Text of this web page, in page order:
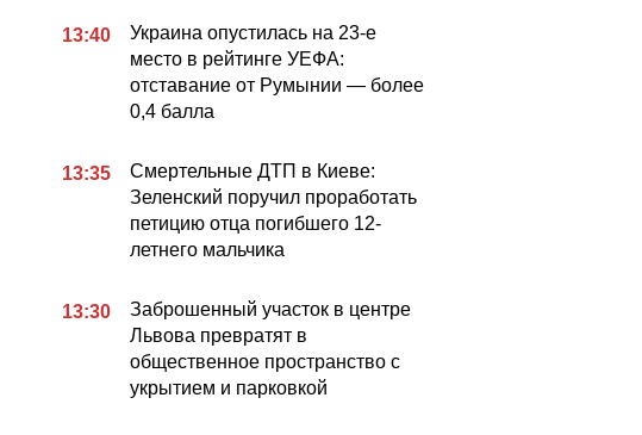
13:40
Украина опустилась на 23-е
место в рейтинге УЕФА:
отставание от Румынии — более
0,4 балла
13:35
Смертельные ДТП в Киеве:
Зеленский поручил проработать
петицию отца погибшего 12-
летнего мальчика
13:30
Заброшенный участок в центре
Львова превратят в
общественное пространство с
укрытием и парковкой